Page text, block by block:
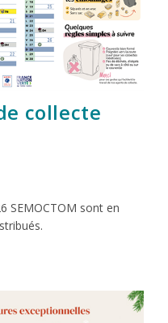
collecte
SEMOCTOM sont en